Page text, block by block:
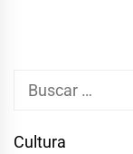
Buscar:
Cultura